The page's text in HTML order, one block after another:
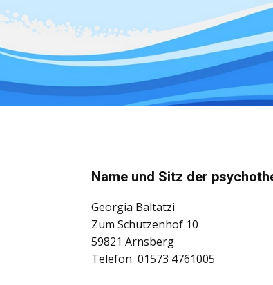
Name und Sitz der
Georgia Baltatzi
Zum Schützenhof 10
59821 Arnsberg
Telefon 01573 4761005